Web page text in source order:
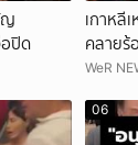
ญ
อปิด
เกาหลี
คลายร้
WeR
06